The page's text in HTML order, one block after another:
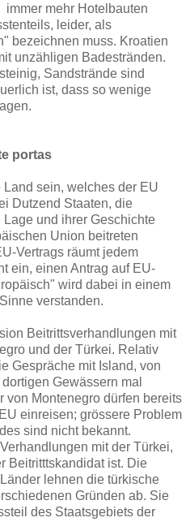
mehr Hotelbauten
leider, als
bezeichnen muss. Kroatien
unzähligen Badestränden.
Sandstrände sind
ist, dass so wenige
portas
sein, welches der EU
Dutzend Staaten, die
und ihrer Geschichte
Union beitreten
Vertrags räumt jedem
ein, einen Antrag auf EU-
wird dabei in einem
verstanden.
Beitrittsverhandlungen mit
und der Türkei. Relativ
Gespräche mit Island, von
Gewässern mal
von Montenegro dürfen bereits
einreisen; grössere Problem
sind nicht bekannt.
mit der Türkei,
Beitritttskandidat ist. Die
lehnen die türkische
Gründen ab. Sie
des Staatsgebiets der